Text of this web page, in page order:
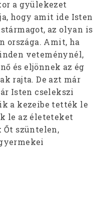
a gyülekezet
hogy amit ide Isten
az olyan is
országa. Amit, ha
veteménynél,
és eljönnek az ég
rajta. De azt már
Isten cselekszi
a kezeibe tették le
le az életeteket
Őt szüntelen,